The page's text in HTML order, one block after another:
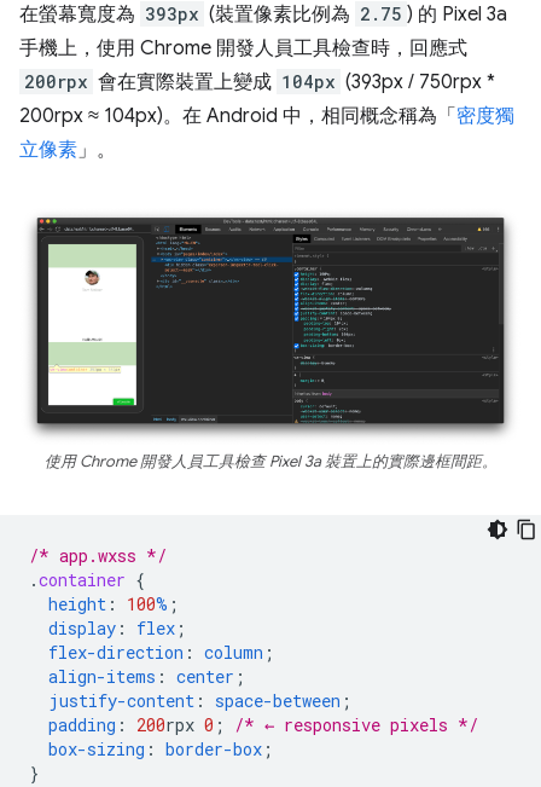
在螢幕寬度為 393px (裝置像素比例為 2.75 ) 的 Pixel 3a
手機上，使用 Chrome 開發人員工具檢查時，回應式
200rpx 會在實際裝置上變成 104px (393px / 750rpx *
200rpx ≈ 104px)。在 Android 中，相同概念稱為「 密度獨
立像素」。
使用 Chrome 開發人員工具檢查 Pixel 3a 裝置上的實際邊框間距。
/* app.wxss */
.container {
height : 100% ;
display : flex ;
flex-direction : column ;
align-items : center ;
justify-content : space-between ;
padding : 200rpx 0 ;
/* ← responsive pixels */
box-sizing : border-box ;
}